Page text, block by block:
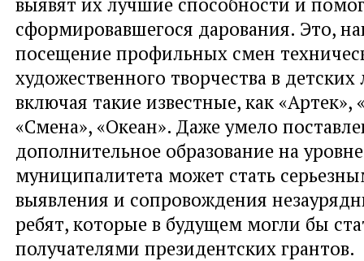
сформировавшегося дарования. Это,
посещение профильных смен
художественного творчества в детских
включая такие известные, как «Артек»,
«Смена», «Океан». Даже умело
дополнительное образование на уровне
муниципалитета может стать
выявления и сопровождения
ребят, которые в будущем могли бы
получателями президентских грантов.